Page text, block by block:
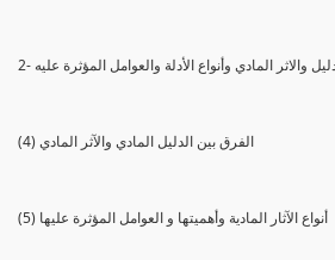
والاثر المادي وأنواع الأدلة والعوامل المؤثرة عليه
(4) الفرق بين الدليل المادي والآثر المادي
(5) أنواع الآثار المادية وأهميتها و العوامل المؤثرة عليها